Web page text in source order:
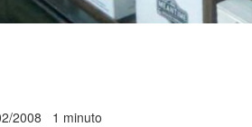
2008 1 minuto